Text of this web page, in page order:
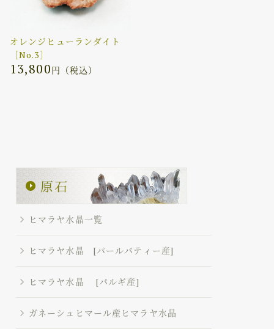
オレンジヒューランダイト
［No.3］
13,800円（税込）
ヒマラヤ水晶一覧
ヒマラヤ水晶 [パールバティー産]
ヒマラヤ水晶 [パルギ産]
ガネーシュヒマール産ヒマラヤ水晶